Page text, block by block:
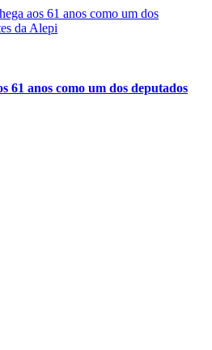
61 anos como um dos deputados